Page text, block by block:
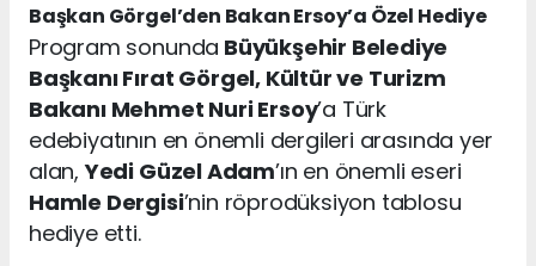
Başkan Görgel’den Bakan Ersoy’a Özel Hediye
Program sonunda Büyükşehir Belediye
Başkanı Fırat Görgel, Kültür ve Turizm
Bakanı Mehmet Nuri Ersoy’a Türk
edebiyatının en önemli dergileri arasında yer
alan,Yedi Güzel Adam’ın en önemli eseri
Hamle Dergisi’nin röprodüksiyon tablosu
hediye etti.